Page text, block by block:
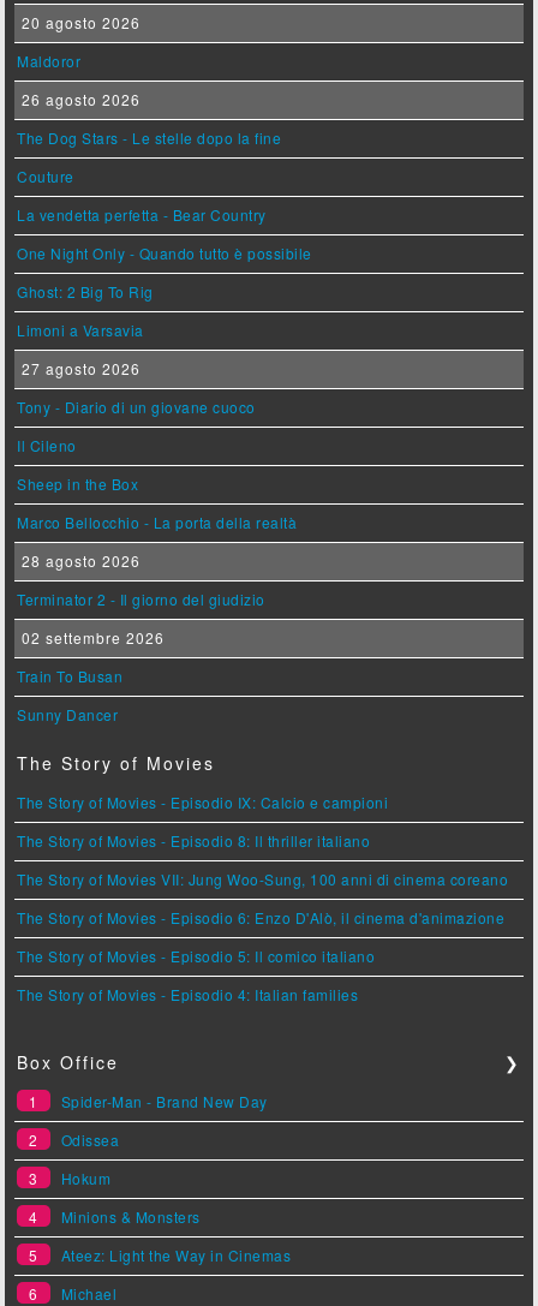
20 agosto 2026
Maldoror
26 agosto 2026
The Dog Stars - Le stelle dopo la fine
Couture
La vendetta perfetta - Bear Country
One Night Only - Quando tutto è possibile
Ghost: 2 Big To Rig
Limoni a Varsavia
27 agosto 2026
Tony - Diario di un giovane cuoco
Il Cileno
Sheep in the Box
Marco Bellocchio - La porta della realtà
28 agosto 2026
Terminator 2 - Il giorno del giudizio
02 settembre 2026
Train To Busan
Sunny Dancer
The Story of Movies
The Story of Movies - Episodio IX: Calcio e campioni
The Story of Movies - Episodio 8: Il thriller italiano
The Story of Movies VII: Jung Woo-Sung, 100 anni di cinema coreano
The Story of Movies - Episodio 6: Enzo D'Alò, il cinema d'animazione
The Story of Movies - Episodio 5: Il comico italiano
The Story of Movies - Episodio 4: Italian families
Box Office ❯
1
Spider-Man - Brand New Day
2
Odissea
3
Hokum
4
Minions & Monsters
5
Ateez: Light the Way in Cinemas
6
Michael